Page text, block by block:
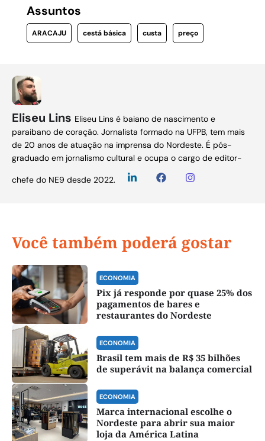
Assuntos
ARACAJU cestá básica custa preço
Eliseu Lins Eliseu Lins é baiano de nascimento e
paraibano de coração. Jornalista formado na UFPB, tem mais
de 20 anos de atuação na imprensa do Nordeste. É pós-
graduado em jornalismo cultural e ocupa o cargo de editor-
chefe do NE9 desde 2022.
Você também poderá gostar
ECONOMIA
Pix já responde por quase 25% dos
pagamentos de bares e
restaurantes do Nordeste
ECONOMIA
Brasil tem mais de R$ 35 bilhões
de superávit na balança comercial
ECONOMIA
Marca internacional escolhe o
Nordeste para abrir sua maior
loja da América Latina